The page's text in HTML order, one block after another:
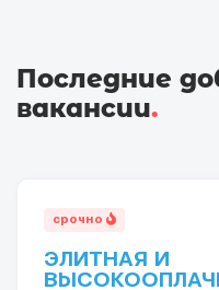
Последние
вакансии.
срочно
ЭЛИТНАЯ И